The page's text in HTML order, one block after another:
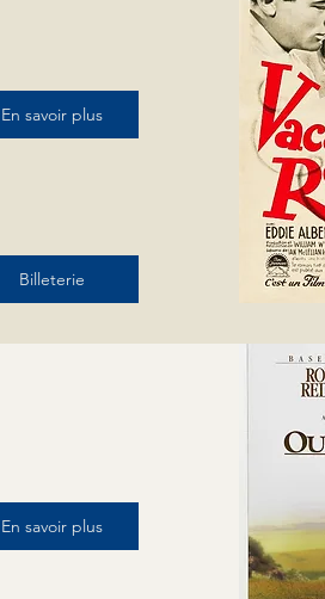
En savoir plus
Billeterie
En savoir plus